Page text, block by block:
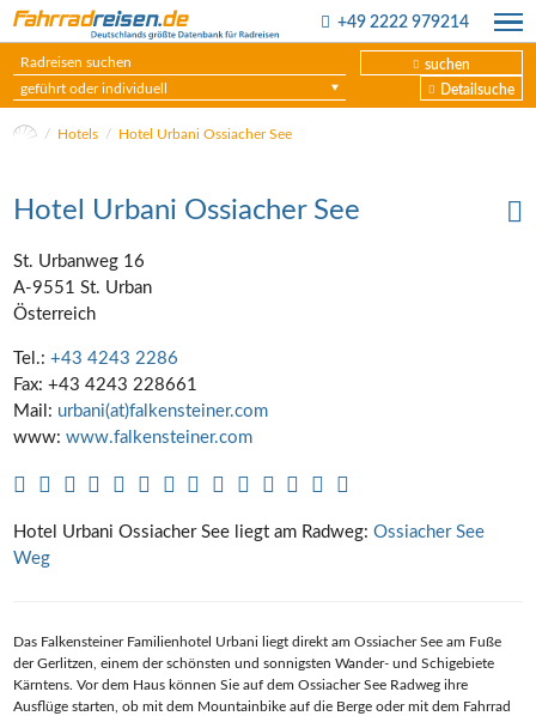
+49 2222 979214
suchen
geführt oder individuell
Detailsuche
Hotels Hotel Urbani Ossiacher See
Hotel Urbani Ossiacher See
St. Urbanweg 16
A-9551 St. Urban
Österreich
Tel.:+43 4243 2286
Fax: +43 4243 228661
Mail: urbani(at)falkensteiner.com
www:www.falkensteiner.com
Hotel Urbani Ossiacher See liegt am Radweg:Ossiacher See
Weg
Das Falkensteiner Familienhotel Urbani liegt direkt am Ossiacher See am Fuße
der Gerlitzen, einem der schönsten und sonnigsten Wander- und Schigebiete
Kärntens. Vor dem Haus können Sie auf dem Ossiacher See Radweg ihre
Ausflüge starten, ob mit dem Mountainbike auf die Berge oder mit dem Fahrrad